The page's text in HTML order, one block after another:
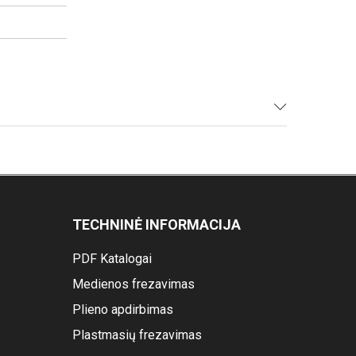
TECHNINĖ INFORMACIJA
PDF Katalogai
Medienos frezavimas
Plieno apdirbimas
Plastmasių frezavimas